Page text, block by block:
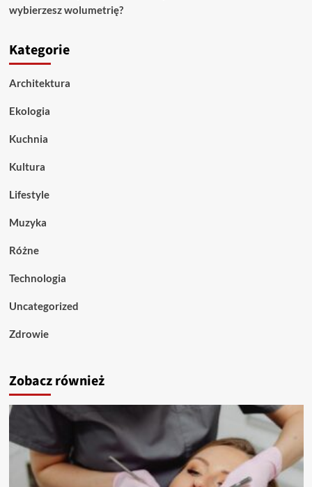
wybierzesz wolumetrię?
Kategorie
Architektura
Ekologia
Kuchnia
Kultura
Lifestyle
Muzyka
Różne
Technologia
Uncategorized
Zdrowie
Zobacz również